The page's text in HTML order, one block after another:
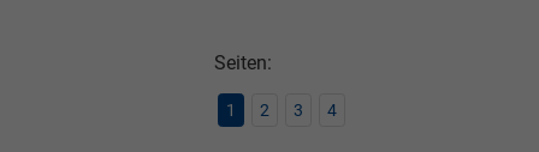
Seiten:
1 2 3 4